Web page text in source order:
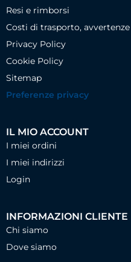
Resi e rimborsi
Costi di trasporto,
Privacy Policy
Cookie Policy
Sitemap
Preferenze privacy
IL MIO ACCOUNT
I miei ordini
I miei indirizzi
Login
INFORMAZIONI CLIENTE
Chi siamo
Dove siamo